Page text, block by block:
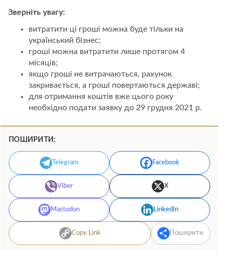
Зверніть увагу:
витратити ці гроші можна буде тільки на
український бізнес;
гроші можна витратити лише протягом 4
місяців;
якщо гроші не витрачаються, рахунок
закривається, а гроші повертаються державі;
для отримання коштів вже цього року
необхідно подати заявку до 29 грудня 2021 р.
ПОШИРИТИ:
Telegram Facebook
Viber X
Mastodon LinkedIn
Copy Link Поширити